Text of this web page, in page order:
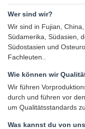
Wer sind wir?
Wir sind in Fujian,
Südamerika, Südasien,
Südostasien und
Fachleuten..
Wie können wir
Wir führen
durch und führen vor
um Qualitätsstandards
Was kannst du von